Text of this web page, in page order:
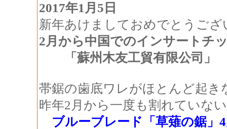
2017年1月5日
新年あけましておめでとうござ
2月から中国でのインサートチ
「蘇州木友工貿有限公司」
帯鋸の歯底ワレがほとんど起き
昨年2月から一度も割れていな
ブルーブレード「草薙の鋸」